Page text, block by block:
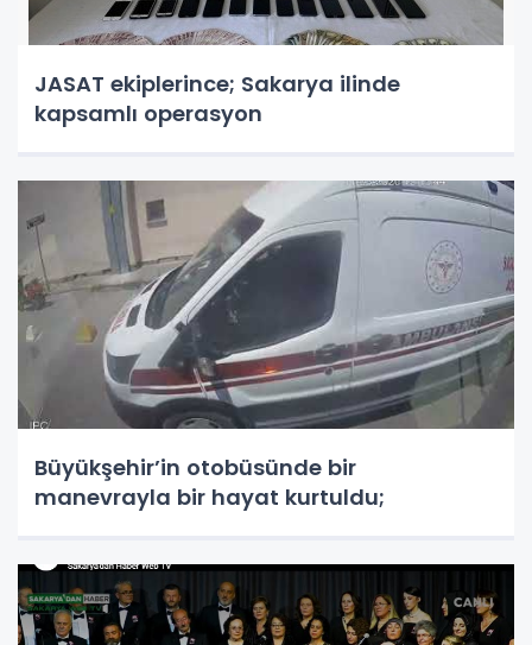
JASAT ekiplerince; Sakarya ilinde
kapsamlı operasyon
Büyükşehir’in otobüsünde bir
manevrayla bir hayat kurtuldu;